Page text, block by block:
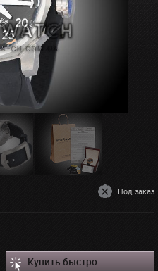
Под заказ
Купить быстро